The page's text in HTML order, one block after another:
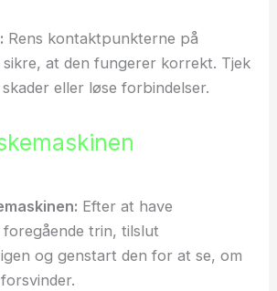
Rens kontaktpunkterne på
at den fungerer korrekt. Tjek
eller løse forbindelser.
Efter at have
foregående trin, tilslut
og genstart den for at se, om